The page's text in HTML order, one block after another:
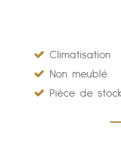
Climatisation
Non meublé
Pièce de